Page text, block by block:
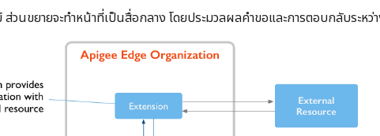
วนขยายจะทำหน้าที่เป็นสื่อกลาง โดยประมวลผลคำขอและการตอบกลับระ